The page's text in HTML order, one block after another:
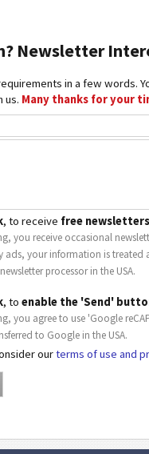
Newsletter
in a few words.
us. Many thanks for your
, to receive free newsletters
you receive occasional
ads, your information is treated
processor in the USA.
, to enable the 'Send'
you agree to use 'Google
to Google in the USA.
ourterms of use and